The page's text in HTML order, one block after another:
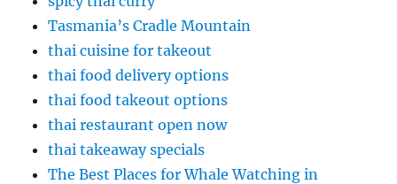
Tasmania’s Cradle Mountain
thai cuisine for takeout
thai food delivery options
thai food takeout options
thai restaurant open now
thai takeaway specials
The Best Places for Whale Watching in